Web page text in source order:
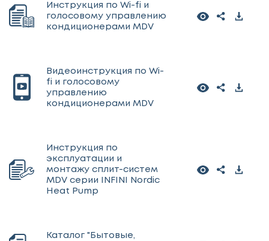
Инструкция по Wi-fi и
голосовому управлению
кондиционерами MDV
Видеоинструкция по Wi-
fi и голосовому
управлению
кондиционерами MDV
Инструкция по
эксплуатации и
монтажу сплит-систем
MDV серии INFINI Nordic
Heat Pump
Каталог "Бытовые,